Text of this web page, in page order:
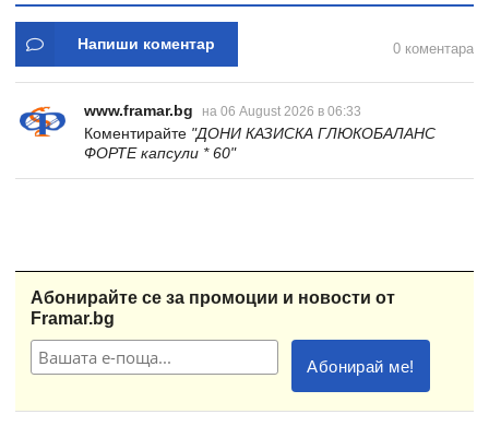
Напиши коментар 0 коментара
www.framar.bg на 06 August 2026 в 06:33
Коментирайте "ДОНИ КАЗИСКА ГЛЮКОБАЛАНС
ФОРТЕ капсули * 60"
Абонирайте се за промоции и новости от
Framar.bg